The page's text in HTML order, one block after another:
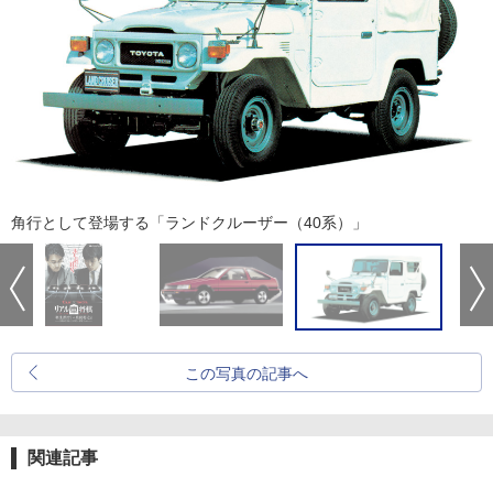
角行として登場する「ランドクルーザー（40系）」
この写真の記事へ
関連記事